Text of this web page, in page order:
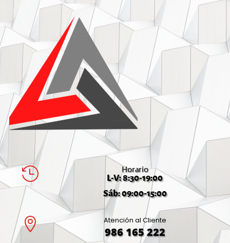
 Horario
L-V: 8:30-19:00
Sáb: 09:00-15:00
 Atención al Cliente
986 165 222